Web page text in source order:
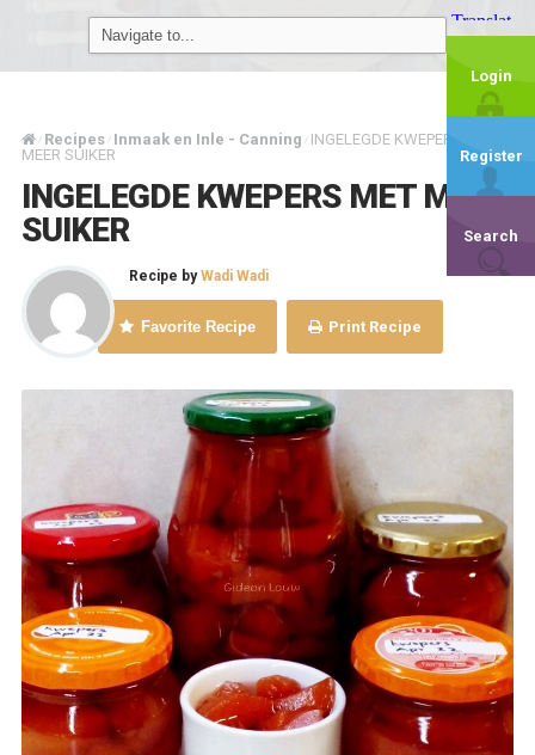
Login
Register
Search
/ Recipes / Inmaak en Inle - Canning / INGELEGDE KWEPERS MET
MEER SUIKER
INGELEGDE KWEPERS MET MEER
SUIKER
Recipe byWadi Wadi
Favorite Recipe Print Recipe